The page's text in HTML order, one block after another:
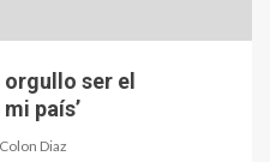
orgullo ser el
país’
Diaz